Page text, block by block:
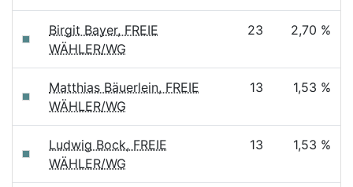
Birgit Bayer, FREIE
WÄHLER/WG
23 2,70 %
Matthias Bäuerlein, FREIE
WÄHLER/WG
13 1,53 %
Ludwig Bock, FREIE
WÄHLER/WG
13 1,53 %